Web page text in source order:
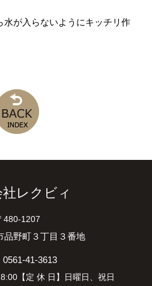
水が入らないようにキッチリ作
レクビィ
480-1207
品野町３丁目３番地
0561-41-3613
【定 休 日】日曜日、祝日